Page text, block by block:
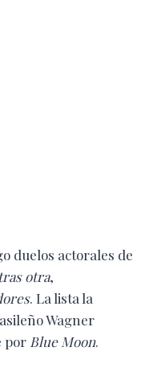
duelos actorales de
otra,
. La lista la
Wagner
por Blue Moon.